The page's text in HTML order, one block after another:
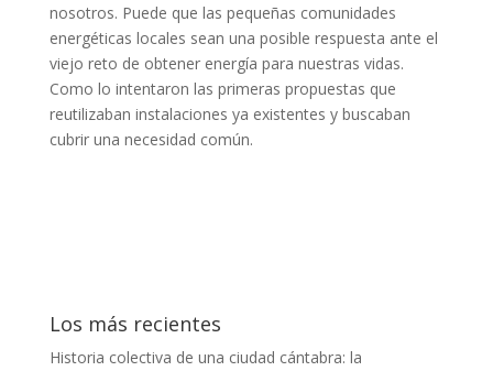
nosotros. Puede que las pequeñas comunidades
energéticas locales sean una posible respuesta ante el
viejo reto de obtener energía para nuestras vidas.
Como lo intentaron las primeras propuestas que
reutilizaban instalaciones ya existentes y buscaban
cubrir una necesidad común.
Los más recientes
Historia colectiva de una ciudad cántabra: la